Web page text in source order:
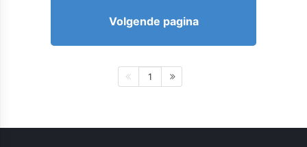
Volgende pagina
1